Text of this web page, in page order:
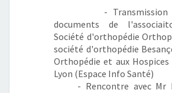
- Transmission
documents de
Société d'orthopédie
société d'orthopédie
Orthopédie et aux Hospices
Lyon (Espace Info Santé)
- Rencontre avec Mr